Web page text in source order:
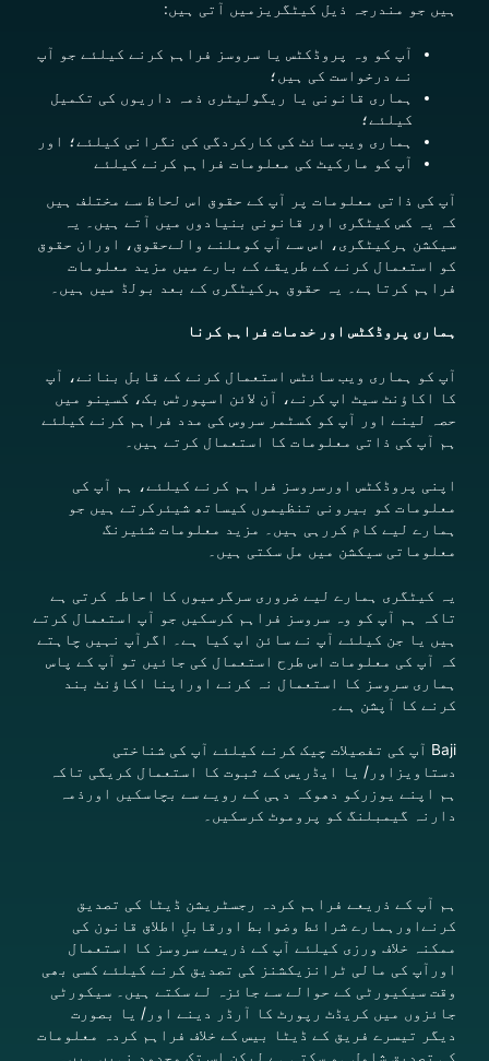
ہیں جو مندرجہ ذیل کیٹگریزمیں آتی ہیں:
آپ کو وہ پروڈکٹس یا سروسز فراہم کرنے کیلئے جو آپ
نے درخواست کی ہیں؛
ہماری قانونی یا ریگولیٹری ذمہ داریوں کی تکمیل
کیلئے؛
ہماری ویب سائٹ کی کارکردگی کی نگرانی کیلئے؛ اور
آپ کو مارکیٹ کی معلومات فراہم کرنے کیلئے
آپ کی ذاتی معلومات پر آپ کے حقوق اس لحاظ سے مختلف ہیں
کہ یہ کس کیٹگری اور قانونی بنیادوں میں آتے ہیں۔ یہ
سیکشن ہرکیٹگری، اس سے آپ کوملنے والےحقوق، اوران حقوق
کو استعمال کرنے کے طریقے کے بارے میں مزید معلومات
فراہم کرتاہے۔ یہ حقوق ہرکیٹگری کے بعد بولڈ میں ہیں۔
ہماری پروڈکٹس اور خدمات فراہم کرنا
آپ کو ہماری ویب سائٹس استعمال کرنے کے قابل بنانے، آپ
کا اکاؤنٹ سیٹ اپ کرنے، آن لائن اسپورٹس بک، کسینو میں
حصہ لینے اور آپ کو کسٹمر سروس کی مدد فراہم کرنے کیلئے
ہم آپ کی ذاتی معلومات کا استعمال کرتے ہیں۔
اپنی پروڈکٹس اورسروسز فراہم کرنے کیلئے، ہم آپ کی
معلومات کو بیرونی تنظیموں کیساتھ شیئرکرتے ہیں جو
ہمارے لیے کام کررہی ہیں۔ مزید معلومات شئیرنگ
معلوماتی سیکشن میں مل سکتی ہیں۔
یہ کیٹگری ہمارے لیے ضروری سرگرمیوں کا احاطہ کرتی ہے
تاکہ ہم آپ کو وہ سروسز فراہم کرسکیں جو آپ استعمال کرتے
ہیں یا جن کیلئے آپ نے سائن اپ کیا ہے۔
اگرآپ نہیں چاہتے
کہ آپ کی معلومات اس طرح استعمال کی جائیں تو آپ کے پاس
ہماری سروسز کا استعمال نہ کرنے اوراپنا اکاؤنٹ بند
کرنے کا آپشن ہے۔
Baji آپ کی تفصیلات چیک کرنے کیلئے آپ کی شناختی
دستاویزاور/ یا ایڈریس کے ثبوت کا استعمال کریگی تاکہ
ہم اپنے یوزرکو دھوکہ دہی کے رویے سے بچاسکیں اورذمہ
دارنہ گیمبلنگ کو پروموٹ کرسکیں۔
ہم آپ کے ذریعے فراہم کردہ رجسٹریشن ڈیٹا کی تصدیق
کرنےاورہمارے شرائط وضوابط اورقابلِ اطلاق قانون کی
ممکنہ خلاف ورزی کیلئے آپ کے ذریعے سروسز کا استعمال
اورآپ کی مالی ٹرانزیکشنز کی تصدیق کرنے کیلئے کسی بھی
وقت سیکیورٹی کے حوالے سے جائزہ لے سکتے ہیں۔ سیکورٹی
جائزوں میں کریڈٹ رپورٹ کا آرڈر دینے اور/ یا بصورت
دیگر تیسرے فریق کے ڈیٹا بیس کے خلاف فراہم کردہ معلومات
کی تصدیق شامل ہو سکتی ہے لیکن اس تک محدود نہیں ہیں۔